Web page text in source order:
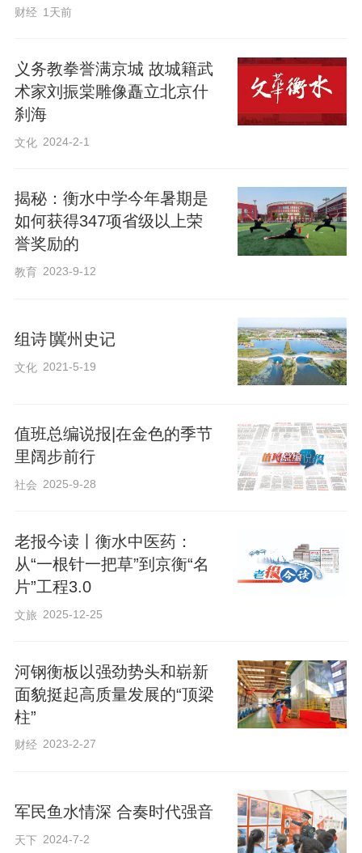
极具影响力的传统武术品牌赛事。此次参
枪术、刀术、软器械等20余个传统武术项
目，全方位展示传统武术特色。
一个月集中训练、打磨动作、强化体能，
积极备赛蓄力。赛场上，衡水队员精神饱
满、技法娴熟，动作刚劲沉稳、章法有
度，充分展现了八极拳古朴刚猛、气势浑
发挥，在众多参赛队伍中脱颖而出，斩获
26金31银29铜。
财经 1天前
义务教拳誉满京城 故城籍武
术家刘振棠雕像矗立北京什
刹海
文化 2024-2-1
揭秘：衡水中学今年暑期是
如何获得347项省级以上荣
誉奖励的
教育 2023-9-12
组诗∣冀州史记
文化 2021-5-19
值班总编说报|在金色的季节
里阔步前行
社会 2025-9-28
老报今读丨衡水中医药：
从“一根针一把草”到京衡“名
片”工程3.0
文旅 2025-12-25
河钢衡板以强劲势头和崭新
面貌挺起高质量发展的“顶梁
柱”
财经 2023-2-27
军民鱼水情深 合奏时代强音
天下 2024-7-2